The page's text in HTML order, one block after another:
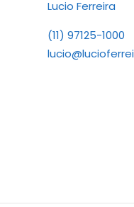
Lucio Ferreira
(11) 97125-1000